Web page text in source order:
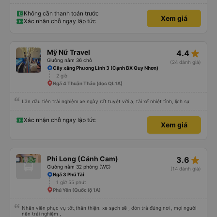
Không cần thanh toán trước
Xác nhận chỗ ngay lập tức
Xem giá
Mỹ Nữ Travel
Giường nằm 36 chỗ
4.4 star_rate
(24 đánh giá)
Cây xăng Phương Linh 3 (Cạnh BX Quy Nhơn)
2 giờ
Ngã 4 Thuận Thảo (dọc QL1A)
Lần đầu tiên trải nghiệm xe ngày rất tuyệt vời ạ, tài xế nhiệt tình, lịch sự
Xác nhận chỗ ngay lập tức
Xem giá
Phi Long (Cánh Cam)
Giường nằm 32 phòng (WC)
3.6 star_rate
(14 đánh giá)
Ngã 3 Phú Tài
1 giờ 55 phút
Phú Yên (Quốc lộ 1A)
Nhân viên phục vụ tốt,thân thiện. xe sạch sẽ , đón trả đúng nơi , mọi người
nên trải nghiệm ,